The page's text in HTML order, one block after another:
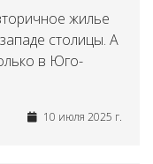
жилье
столицы. А
в Юго-
10 июля 2025 г.